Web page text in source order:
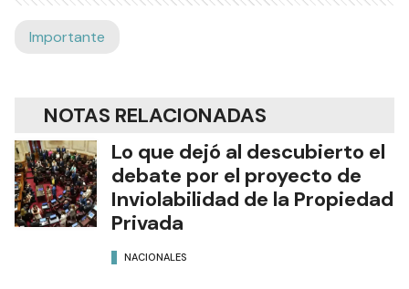
Importante
NOTAS RELACIONADAS
Lo que dejó al descubierto el
debate por el proyecto de
Inviolabilidad de la Propiedad
Privada
NACIONALES